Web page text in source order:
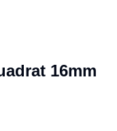
16mm